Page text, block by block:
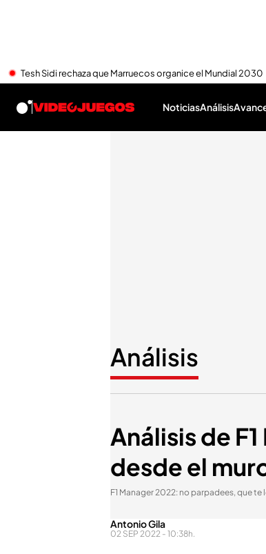
Tesh Sidi rechaza que Marruecos organice el Mundial 2030
NoticiasAnálisis
Análisis
Análisis de
desde el
F1 Manager 2022: no parpadees, que te
Antonio Gila
02 SEP 2022 - 10:38h.